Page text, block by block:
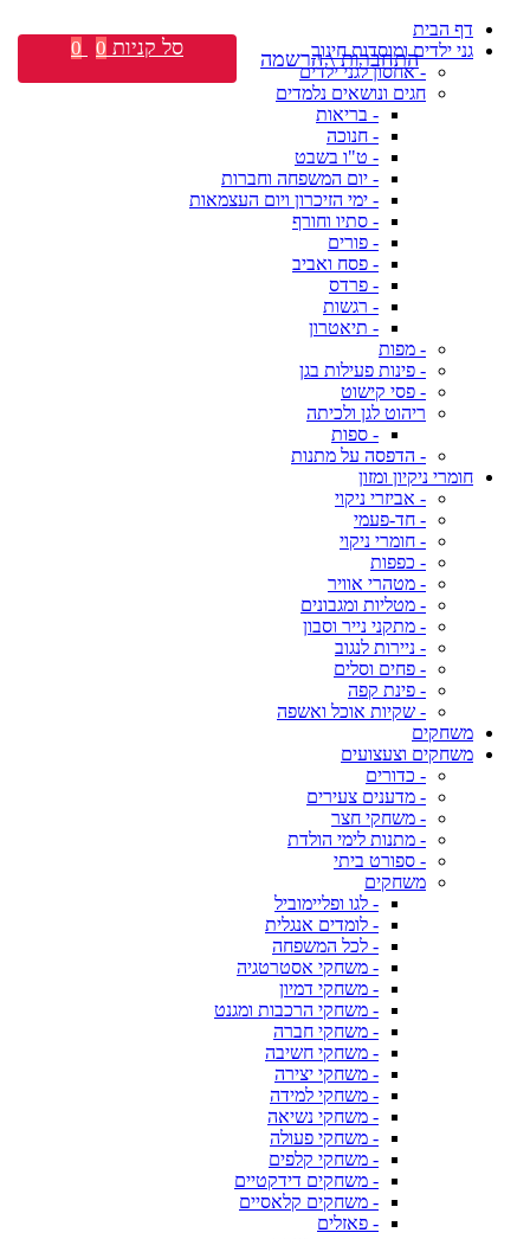
דף הבית
גני ילדים ומוסדות חינוך
- אחסון לגני ילדים
חגים ונושאים נלמדים
- בריאות
- חנוכה
- ט"ו בשבט
- יום המשפחה וחברות
- ימי הזיכרון ויום העצמאות
- סתיו וחורף
- פורים
- פסח ואביב
- פרדס
- רגשות
- תיאטרון
- מפות
- פינות פעילות בגן
- פסי קישוט
ריהוט לגן ולכיתה
- ספות
- הדפסה על מתנות
חומרי ניקיון ומזון
- אביזרי ניקוי
- חד-פעמי
- חומרי ניקוי
- כפפות
- מטהרי אוויר
- מטליות ומגבונים
- מתקני נייר וסבון
- ניירות לנגוב
- פחים וסלים
- פינת קפה
- שקיות אוכל ואשפה
משחקים
משחקים וצעצועים
- כדורים
- מדענים צעירים
- משחקי חצר
- מתנות לימי הולדת
- ספורט ביתי
משחקים
- לגו ופליימוביל
- לומדים אנגלית
- לכל המשפחה
- משחקי אסטרטגיה
- משחקי דמיון
- משחקי הרכבות ומגנט
- משחקי חברה
- משחקי חשיבה
- משחקי יצירה
- משחקי למידה
- משחקי נשיאה
- משחקי פעולה
- משחקי קלפים
- משחקים דידקטיים
- משחקים קלאסיים
- פאזלים
התחברות \ הרשמה סל קניות 0
0